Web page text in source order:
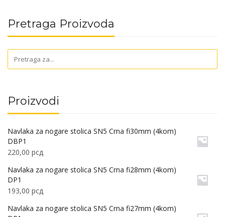
Pretraga Proizvoda
Proizvodi
Navlaka za nogare stolica SN5 Crna fi30mm (4kom)
DBP1
220,00 рсд
Navlaka za nogare stolica SN5 Crna fi28mm (4kom)
DP1
193,00 рсд
Navlaka za nogare stolica SN5 Crna fi27mm (4kom)